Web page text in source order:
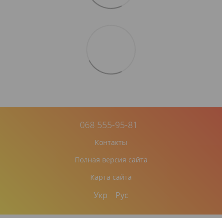
068 555-95-81
Контакты
Полная версия сайта
Карта сайта
Укр Рус